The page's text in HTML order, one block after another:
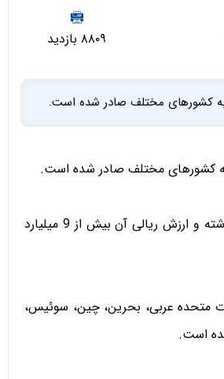
۸۸۰۹ بازدید
این میزان صادرات 2 میلیون و 981 هزار و 607 دلار برای کشور ارزآوری داشته و ارزش ریالی آن بیش از 9 میلیارد
متحده عربی، بحرین، چین، سوئیس،
است.